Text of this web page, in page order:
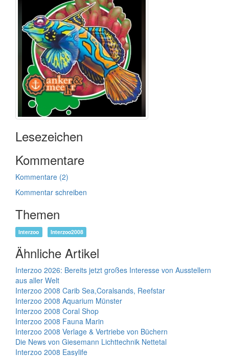
Lesezeichen
Kommentare
Kommentare (2)
Kommentar schreiben
Themen
Interzoo Interzoo2008
Ähnliche Artikel
Interzoo 2026: Bereits jetzt großes Interesse von Ausstellern
aus aller Welt
Interzoo 2008 Carib Sea,Coralsands, Reefstar
Interzoo 2008 Aquarium Münster
Interzoo 2008 Coral Shop
Interzoo 2008 Fauna Marin
Interzoo 2008 Verlage & Vertriebe von Büchern
Die News von Giesemann Lichttechnik Nettetal
Interzoo 2008 Easylife